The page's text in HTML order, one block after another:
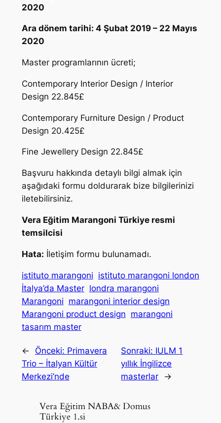
2020
Ara dönem tarihi: 4 Şubat 2019 – 22 Mayıs
2020
Master programlarının ücreti;
Contemporary Interior Design / Interior
Design 22.845£
Contemporary Furniture Design / Product
Design 20.425£
Fine Jewellery Design 22.845£
Başvuru hakkında detaylı bilgi almak için
aşağıdaki formu doldurarak bize bilgilerinizi
iletebilirsiniz.
Vera Eğitim Marangoni Türkiye resmi
temsilcisi
Hata: İletişim formu bulunamadı.
istituto marangoni istituto marangoni london
İtalya’da Master londra marangoni
Marangoni marangoni interior design
Marangoni product design marangoni
tasarım master
← Önceki: Primavera
Trio – İtalyan Kültür
Merkezi’nde
Sonraki: IULM 1
yıllık İngilizce
masterlar
→
Vera Eğitim NABA& Domus
Türkiye 1.si